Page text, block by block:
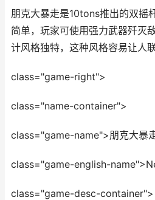
朋克大暴走是10tons推出的双摇
简单，玩家可使用强力武器歼灭
计风格独特，这种风格容易让人
class="game-right">
class="name-container">
class="game-name">朋克大暴
class="game-english-
class="game-desc-container">